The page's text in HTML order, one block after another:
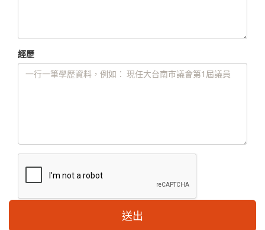
經歷
送出